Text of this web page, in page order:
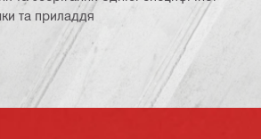
та приладдя